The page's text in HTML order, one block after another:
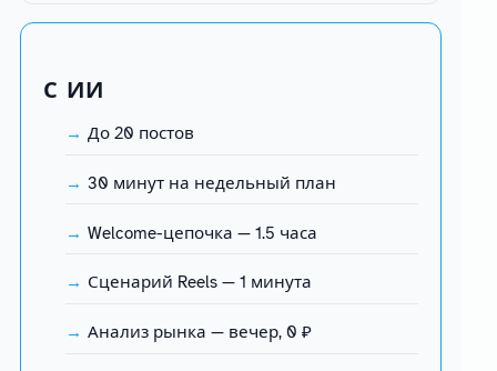
С ИИ
До 20 постов
30 минут на недельный план
Welcome-цепочка — 1.5 часа
Сценарий Reels — 1 минута
Анализ рынка — вечер, 0 ₽